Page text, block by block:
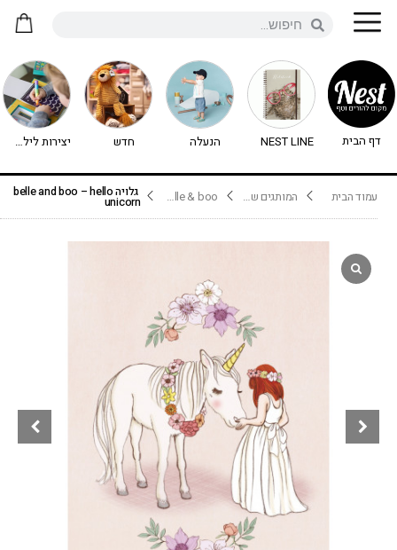
דף הבית NEST LINE הנעלה חדש יצירות לילדים - יצירה לילדים
עמוד הבית המותגים שלנו belle & boo בלה אנד בו גלויה belle and boo – hello
unicorn